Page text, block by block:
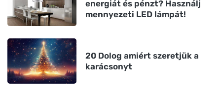
energiát és pénzt? Használj
mennyezeti LED lámpát!
20 Dolog amiért szeretjük a
karácsonyt